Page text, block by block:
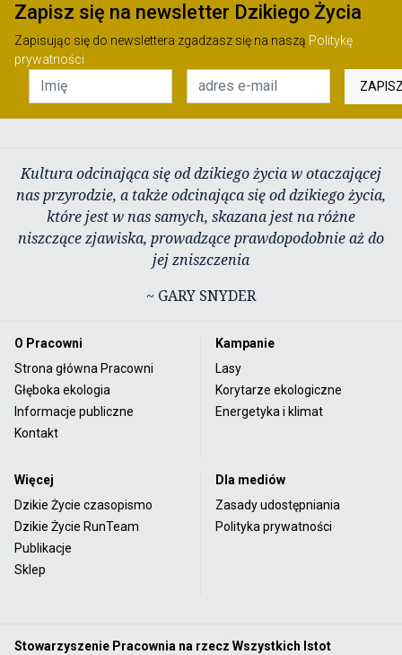
Zapisz się na newsletter Dzikiego Życia
Zapisując się do newslettera zgadzasz się na naszą Politykę
prywatności
Kultura odcinająca się od dzikiego życia w otaczającej
nas przyrodzie, a także odcinająca się od dzikiego życia,
które jest w nas samych, skazana jest na różne
niszczące zjawiska, prowadzące prawdopodobnie aż do
jej zniszczenia
~ GARY SNYDER
O Pracowni
Strona główna Pracowni
Głęboka ekologia
Informacje publiczne
Kontakt
Kampanie
Lasy
Korytarze ekologiczne
Energetyka i klimat
Więcej
Dzikie Życie czasopismo
Dzikie Życie RunTeam
Publikacje
Sklep
Dla mediów
Zasady udostępniania
Polityka prywatności
Stowarzyszenie Pracownia na rzecz Wszystkich Istot